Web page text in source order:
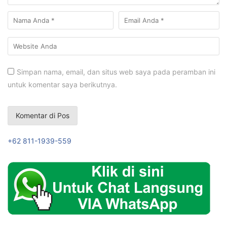
Simpan nama, email, dan situs web saya pada peramban ini
untuk komentar saya berikutnya.
+62 811-1939-559